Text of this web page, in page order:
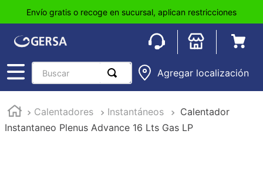
Envío gratis o recoge en sucursal, aplican restricciones
Buscar
Agregar localización
Calentadores Instantáneos
Calentador
Instantaneo Plenus Advance 16 Lts Gas LP
1.
pisos
2.
loseta